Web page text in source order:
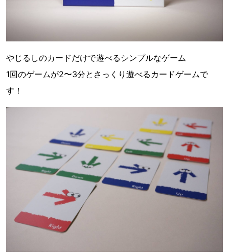
やじるしのカードだけで遊べるシンプルなゲーム
1回のゲームが2〜3分とさっくり遊べるカードゲームで
す！